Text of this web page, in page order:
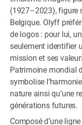
(1927–2023), figure
Belgique. Olyff
de logos : pour lui,
seulement identifier
mission et ses
Patrimoine mondial
symbolise
nature ainsi qu’une
générations futures.
Composé d’une